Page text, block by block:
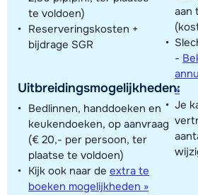
te voldoen)
Reserveringskosten +
bijdrage SGR
Uitbreidingsmogelijkheden:
Bedlinnen, handdoeken en
keukendoeken, op aanvraag
(€ 20,- per persoon, ter
plaatse te voldoen)
Kijk ook naar de extra te
boeken mogelijkheden »
aan
-
»
Je